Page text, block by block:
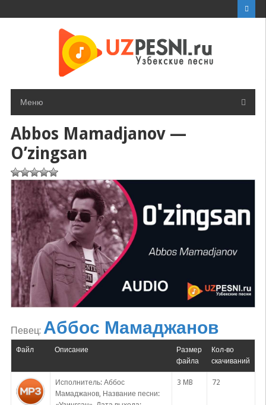
Меню
Abbos Mamadjanov —
O’zingsan
Певец: Аббос Мамаджанов
Файл Описание
Размер
файла
Кол-во
скачиваний
Исполнитель: Аббос
Мамаджанов, Название песни:
3 MB 72